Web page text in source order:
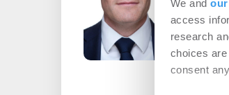
We and
access
research
choices
consent